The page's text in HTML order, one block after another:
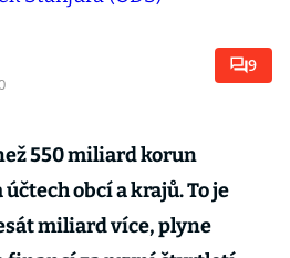
9
550 miliard korun
obcí a krajů. To je
miliard více, plyne